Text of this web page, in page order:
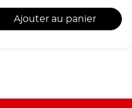
Ajouter au panier